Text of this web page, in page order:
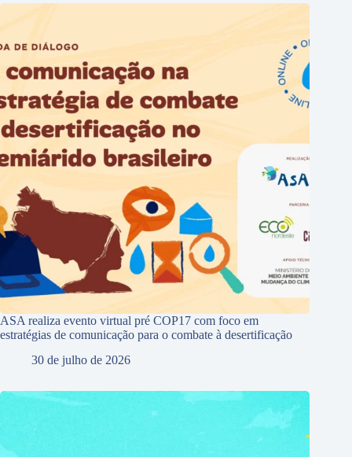
ASA realiza evento virtual pré COP17 com foco em
estratégias de comunicação para o combate à desertificação
30 de julho de 2026